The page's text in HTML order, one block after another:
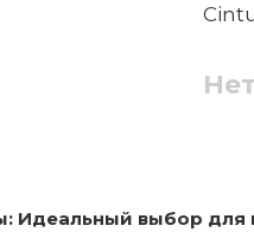
Идеальный выбор для